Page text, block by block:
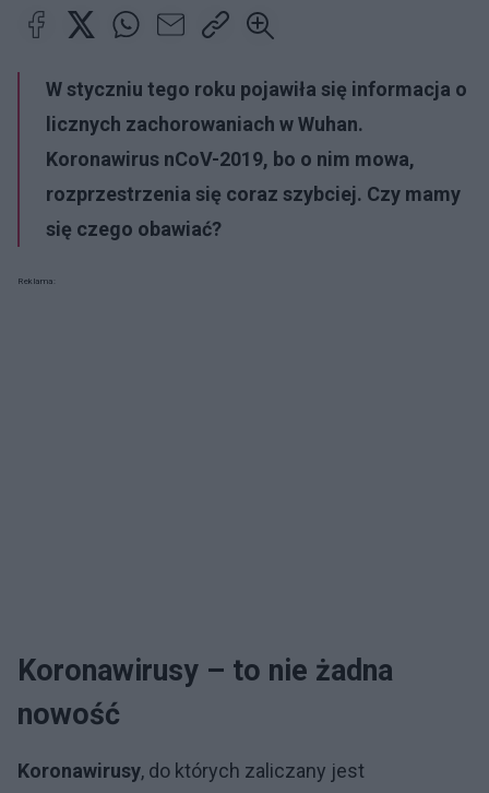
W styczniu tego roku pojawiła się informacja o
licznych zachorowaniach w Wuhan.
Koronawirus nCoV-2019, bo o nim mowa,
rozprzestrzenia się coraz szybciej. Czy mamy
się czego obawiać?
Reklama:
Koronawirusy – to nie żadna
nowość
Koronawirusy, do których zaliczany jest